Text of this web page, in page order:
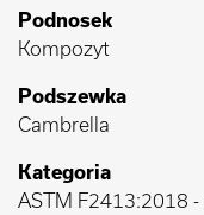
Podnosek
Kompozyt
Podszewka
Cambrella
Kategoria
ASTM F2413:2018 -